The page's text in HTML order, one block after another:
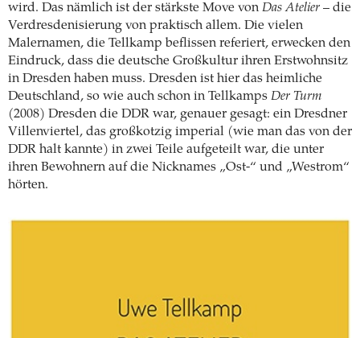
wird. Das nämlich ist der stärkste Move von Das Atelier – die
Verdresdenisierung von praktisch allem. Die vielen
Malernamen, die Tellkamp beflissen referiert, erwecken den
Eindruck, dass die deutsche Großkultur ihren Erstwohnsitz
in Dresden haben muss. Dresden ist hier das heimliche
Deutschland, so wie auch schon in Tellkamps Der Turm
(2008) Dresden die DDR war, genauer gesagt: ein Dresdner
Villenviertel, das großkotzig imperial (wie man das von der
DDR halt kannte) in zwei Teile aufgeteilt war, die unter
ihren Bewohnern auf die Nicknames „Ost-“ und „Westrom“
hörten.